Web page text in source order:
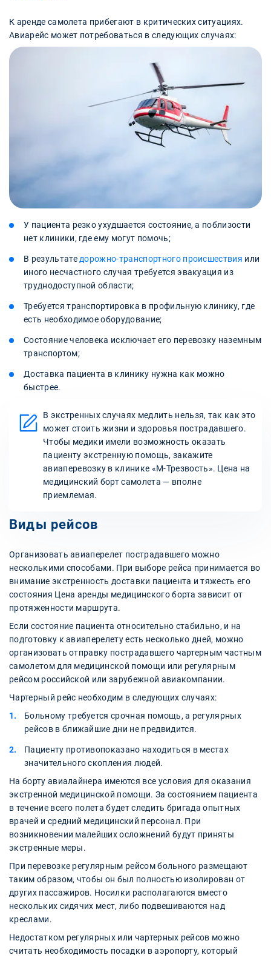
К аренде самолета прибегают в критических ситуациях.
Авиарейс может потребоваться в следующих случаях:
У пациента резко ухудшается состояние, а поблизости
нет клиники, где ему могут помочь;
В результате дорожно-транспортного происшествия или
иного несчастного случая требуется эвакуация из
труднодоступной области;
Требуется транспортировка в профильную клинику, где
есть необходимое оборудование;
Состояние человека исключает его перевозку наземным
транспортом;
Доставка пациента в клинику нужна как можно
быстрее.
В экстренных случаях медлить нельзя, так как это
может стоить жизни и здоровья пострадавшего.
Чтобы медики имели возможность оказать
пациенту экстренную помощь, закажите
авиаперевозку в клинике «М-Трезвость». Цена на
медицинский борт самолета — вполне
приемлемая.
Виды рейсов
Организовать авиаперелет пострадавшего можно
несколькими способами. При выборе рейса принимается во
внимание экстренность доставки пациента и тяжесть его
состояния Цена аренды медицинского борта зависит от
протяженности маршрута.
Если состояние пациента относительно стабильно, и на
подготовку к авиаперелету есть несколько дней, можно
организовать отправку пострадавшего чартерным частным
самолетом для медицинской помощи или регулярным
рейсом российской или зарубежной авиакомпании.
Чартерный рейс необходим в следующих случаях:
Больному требуется срочная помощь, а регулярных
рейсов в ближайшие дни не предвидится.
Пациенту противопоказано находиться в местах
значительного скопления людей.
На борту авиалайнера имеются все условия для оказания
экстренной медицинской помощи. За состоянием пациента
в течение всего полета будет следить бригада опытных
врачей и средний медицинский персонал. При
возникновении малейших осложнений будут приняты
экстренные меры.
При перевозке регулярным рейсом больного размещают
таким образом, чтобы он был полностью изолирован от
других пассажиров. Носилки располагаются вместо
нескольких сидячих мест, либо подвешиваются над
креслами.
Недостатком регулярных или чартерных рейсов можно
считать необходимость посадки в аэропорту, который